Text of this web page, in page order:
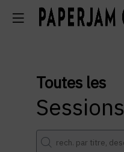
Toutes les
Sessions